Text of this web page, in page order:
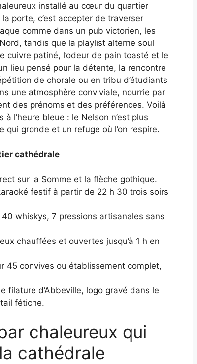
installé au cœur du quartier
porte, c’est accepter de traverser
comme dans un pub victorien, les
tandis que la playlist alterne soul
cuivre patiné, l’odeur de pain toasté et le
lieu pensé pour la détente, la rencontre
de chorale ou en tribu d’étudiants
une atmosphère conviviale, nourrie par
des prénoms et des préférences. Voilà
l’heure bleue : le Nelson n’est plus
qui gronde et un refuge où l’on respire.
cathédrale
sur la Somme et la flèche gothique.
festif à partir de 22 h 30 trois soirs
whiskys, 7 pressions artisanales sans
chauffées et ouvertes jusqu’à 1 h en
45 convives ou établissement complet,
filature d’Abbeville, logo gravé dans le
fétiche.
chaleureux qui
cathédrale